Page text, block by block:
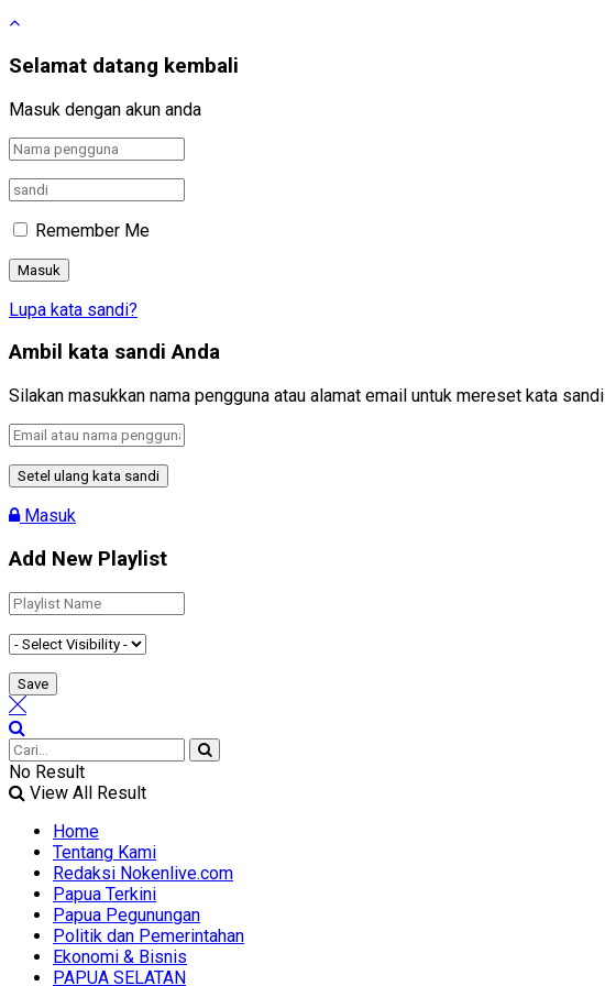
Selamat datang kembali
Masuk dengan akun anda
Remember Me
Lupa kata sandi?
Ambil kata sandi Anda
Silakan masukkan nama pengguna atau alamat email untuk mereset kata sandi
Masuk
Add New Playlist
No Result
View All Result
Home
Tentang Kami
Redaksi Nokenlive.com
Papua Terkini
Papua Pegunungan
Politik dan Pemerintahan
Ekonomi & Bisnis
PAPUA SELATAN